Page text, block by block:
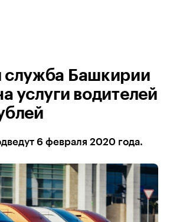
служба Башкирии
услуги водителей
6 февраля 2020 года.